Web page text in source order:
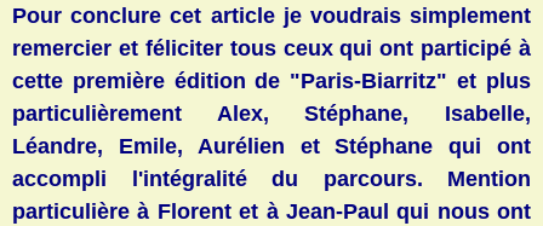
Pour conclure cet article je voudrais simplement
remercier et féliciter tous ceux qui ont participé à
cette première édition de "Paris-Biarritz" et plus
particulièrement Alex, Stéphane, Isabelle,
Léandre, Emile, Aurélien et Stéphane qui ont
accompli l'intégralité du parcours. Mention
particulière à Florent et à Jean-Paul qui nous ont